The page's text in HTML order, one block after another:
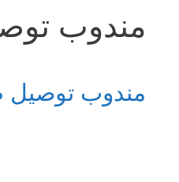
مندوب
مندوب توصيل